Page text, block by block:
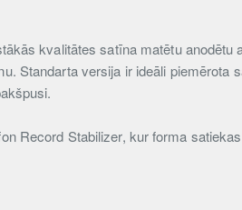
kvalitātes satīna matētu anodētu
Standarta versija ir ideāli piemērota
Record Stabilizer, kur forma